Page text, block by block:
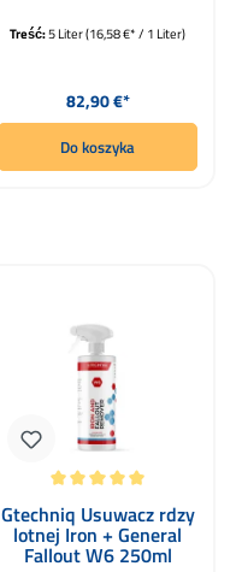
Treść:5 Liter(16,58 €* / 1 Liter)
Cena regularna:
82,90 €*
Do koszyka
Średnia ocena 5 z 5 gwiazdek
Gtechniq Usuwacz rdzy
lotnej Iron + General
Fallout W6 250ml